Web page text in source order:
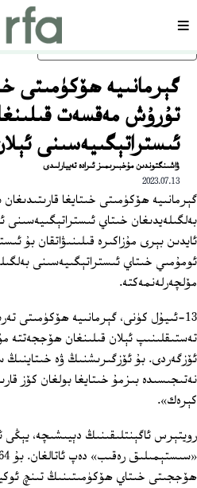
ئاساسلىق مەزمۇنغا ئاتلاڭسەھىپە
گېرمانىيە ھۆكۈمىتى
تۇرۇش مەقسەت
ئىستراتېگىيەسىنى
ۋاشىنگتوندىن مۇخبىرىمىز ئىرادە تەييارلىدى
2023.07.13
گېرمانىيە ھۆكۈمىتى خىتايغا
بەلگىلەيدىغان خىتاي ئىستراتېگىيەسىنى
ئايدىن بېرى مۇزاكىرە قىلىنىۋاتقان بۇ
ئومۇمىي خىتاي ئىستراتېگىيەسىنى
مۆلچەرلەنمەكتە.
13-ئىيۇل كۈنى، گېرمانىيە ھۆكۈمىتى
تەستىقلىنىپ ئېلان قىلىنغان ھۆججەتتە
ئۆزگەردى. بۇ ئۆزگىرىشنىڭ ۋە خىتاينىڭ
نەتىجىسىدە بىزمۇ خىتايغا بولغان كۆز
كېرەك».
رويتېرس ئاگېنتلىقىنىڭ دېيىشىچە، يېڭى
ھۆججىتى خىتاي ھۆكۈمىتىنىڭ تىنچ